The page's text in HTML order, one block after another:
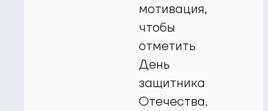
мотивация,
чтобы
отметить
День
защитника
Отечества.